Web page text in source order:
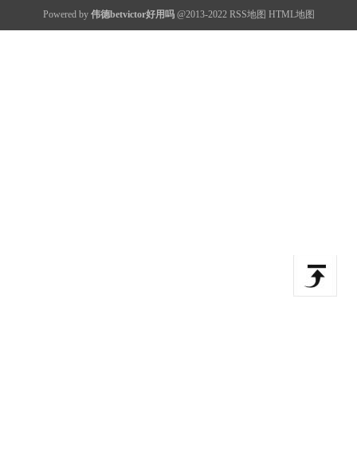
Powered by 伟德betvictor好用吗@2013-2022 RSS地图 HTML地图